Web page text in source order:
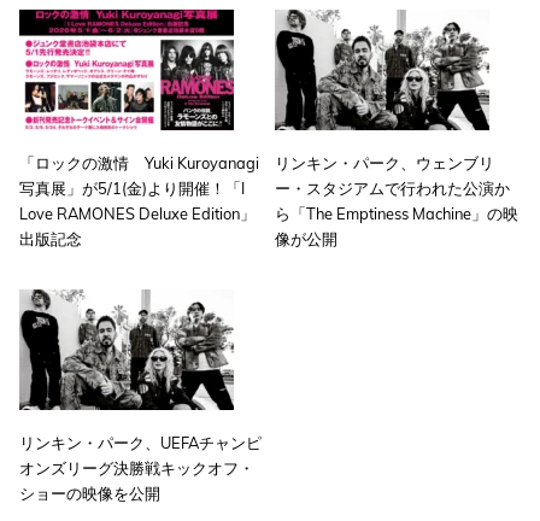
「ロックの激情 Yuki Kuroyanagi
写真展」が5/1(金)より開催！「I
Love RAMONES Deluxe Edition」
出版記念
リンキン・パーク、ウェンブリ
ー・スタジアムで行われた公演か
ら「The Emptiness Machine」の映
像が公開
リンキン・パーク、UEFAチャンピ
オンズリーグ決勝戦キックオフ・
ショーの映像を公開